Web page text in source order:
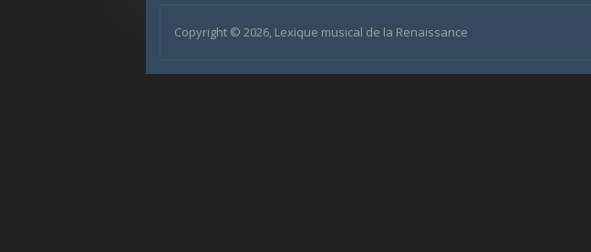
Copyright © 2026, Lexique musical de la Renaissance